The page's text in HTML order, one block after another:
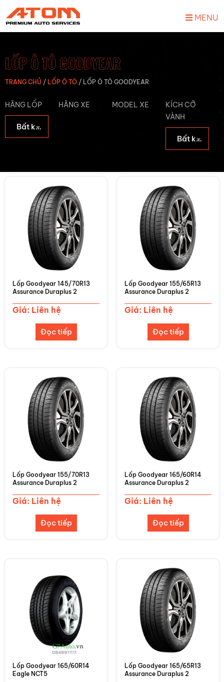
MENU
LỐP Ô TÔ GOODYEAR
TRANG CHỦ / LỐP Ô TÔ / LỐP Ô TÔ GOODYEAR
HÃNG LỐP
Bất kỳ Hãng lốp
HÃNG XE MODEL XE
KÍCH CỠ
VÀNH
Bất kỳ Kích cỡ vành
Lốp Goodyear 145/70R13
Assurance Duraplus 2
Giá: Liên hệ
Đọc tiếp
Lốp Goodyear 155/65R13
Assurance Duraplus 2
Giá: Liên hệ
Đọc tiếp
Lốp Goodyear 155/70R13
Assurance Duraplus 2
Giá: Liên hệ
Đọc tiếp
Lốp Goodyear 165/60R14
Assurance Duraplus 2
Giá: Liên hệ
Đọc tiếp
Lốp Goodyear 165/60R14
Eagle NCT5
Lốp Goodyear 165/65R13
Assurance Duraplus 2